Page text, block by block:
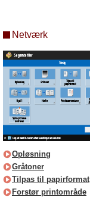
Netværk
Opløsning
Gråtoner
Tilpas til papirformat
Forstør printområde